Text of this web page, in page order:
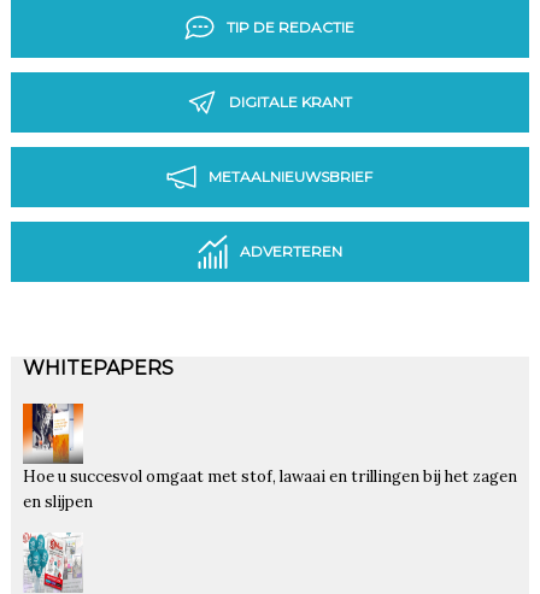
TIP DE REDACTIE
DIGITALE KRANT
METAALNIEUWSBRIEF
ADVERTEREN
WHITEPAPERS
Hoe u succesvol omgaat met stof, lawaai en trillingen bij het zagen
en slijpen